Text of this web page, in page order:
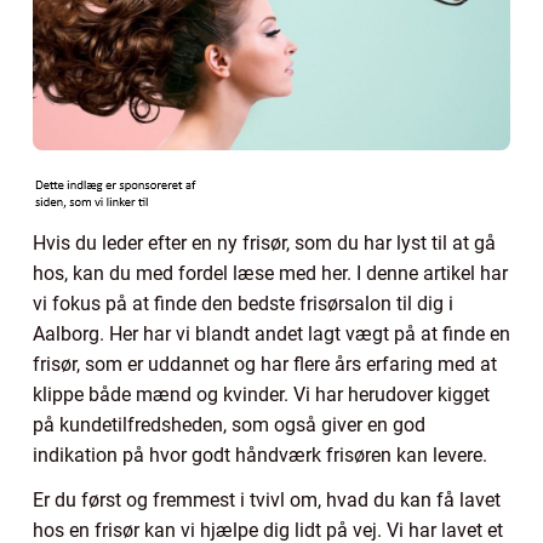
Hvis du leder efter en ny frisør, som du har lyst til at gå
hos, kan du med fordel læse med her. I denne artikel har
vi fokus på at finde den bedste frisørsalon til dig i
Aalborg. Her har vi blandt andet lagt vægt på at finde en
frisør, som er uddannet og har flere års erfaring med at
klippe både mænd og kvinder. Vi har herudover kigget
på kundetilfredsheden, som også giver en god
indikation på hvor godt håndværk frisøren kan levere.
Er du først og fremmest i tvivl om, hvad du kan få lavet
hos en frisør kan vi hjælpe dig lidt på vej. Vi har lavet et